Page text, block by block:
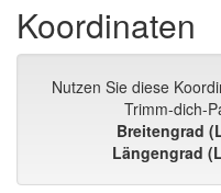
Koordinaten
Nutzen Sie diese
Trimm-dich-
Breitengrad
Längengrad